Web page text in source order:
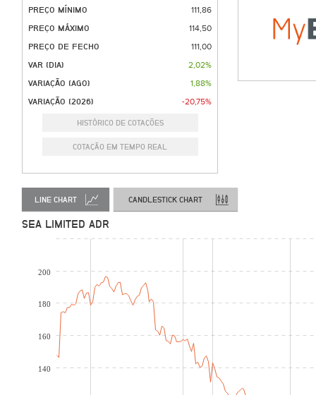
PREÇO MÍNIMO 111,86
PREÇO MÁXIMO 114,50
PREÇO DE FECHO 111,00
VAR (DIA) 2,02%
VARIAÇÃO (AGO) 1,88%
VARIAÇÃO (2026) -20,75%
HISTÓRICO DE COTAÇÕES
COTAÇÃO EM TEMPO REAL
LINE CHART CANDLESTICK CHART
SEA LIMITED ADR
140
160
180
200